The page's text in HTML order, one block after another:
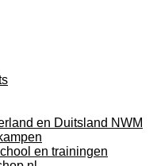
en Duitsland NWM
en trainingen